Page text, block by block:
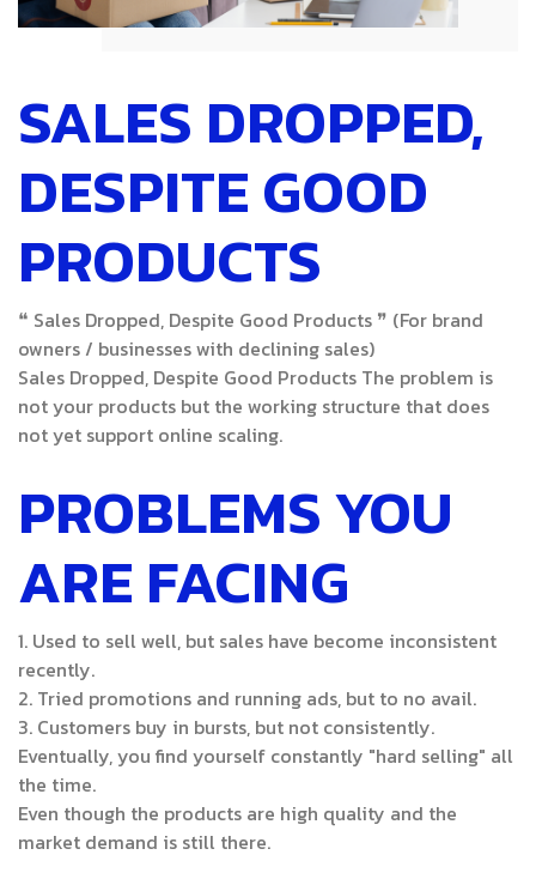
SALES DROPPED,
DESPITE GOOD
PRODUCTS
❝ Sales Dropped, Despite Good Products ❞ (For brand
owners / businesses with declining sales)
Sales Dropped, Despite Good Products The problem is
not your products but the working structure that does
not yet support online scaling.
PROBLEMS YOU
ARE FACING
1. Used to sell well, but sales have become inconsistent
recently.
2. Tried promotions and running ads, but to no avail.
3. Customers buy in bursts, but not consistently.
Eventually, you find yourself constantly "hard selling" all
the time.
Even though the products are high quality and the
market demand is still there.